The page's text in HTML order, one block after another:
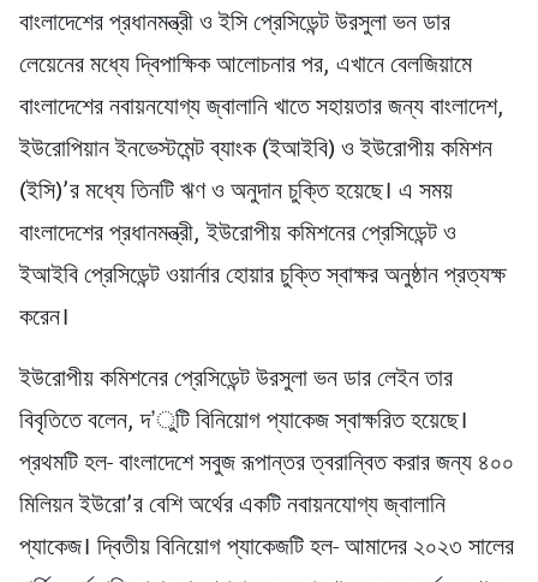
বাংলাদেশের প্রধানমন্ত্রী ও ইসি প্রেসিডেন্ট উরসুলা ভন ডার
লেয়েনের মধ্যে দ্বিপাক্ষিক আলোচনার পর, এখানে বেলজিয়ামে
বাংলাদেশের নবায়নযোগ্য জ্বালানি খাতে সহায়তার জন্য বাংলাদেশ,
ইউরোপিয়ান ইনভেস্টমেন্ট ব্যাংক (ইআইবি) ও ইউরোপীয় কমিশন
(ইসি)’র মধ্যে তিনটি ঋণ ও অনুদান চুক্তি হয়েছে। এ সময়
বাংলাদেশের প্রধানমন্ত্রী, ইউরোপীয় কমিশনের প্রেসিডেন্ট ও
ইআইবি প্রেসিডেন্ট ওয়ার্নার হোয়ার চুক্তি স্বাক্ষর অনুষ্ঠান প্রত্যক্ষ
করেন।
ইউরোপীয় কমিশনের প্রেসিডেন্ট উরসুলা ভন ডার লেইন তার
বিবৃতিতে বলেন, দ’ুটি বিনিয়োগ প্যাকেজ স্বাক্ষরিত হয়েছে।
প্রথমটি হল- বাংলাদেশে সবুজ রূপান্তর ত্বরান্বিত করার জন্য ৪০০
মিলিয়ন ইউরো’র বেশি অর্থের একটি নবায়নযোগ্য জ্বালানি
প্যাকেজ। দ্বিতীয় বিনিয়োগ প্যাকেজটি হল- আমাদের ২০২৩ সালের